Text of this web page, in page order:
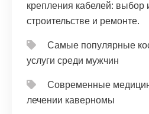
крепления кабелей: выбор
строительстве и ремонте.
Самые популярные
услуги среди мужчин
Современные
лечении каверномы